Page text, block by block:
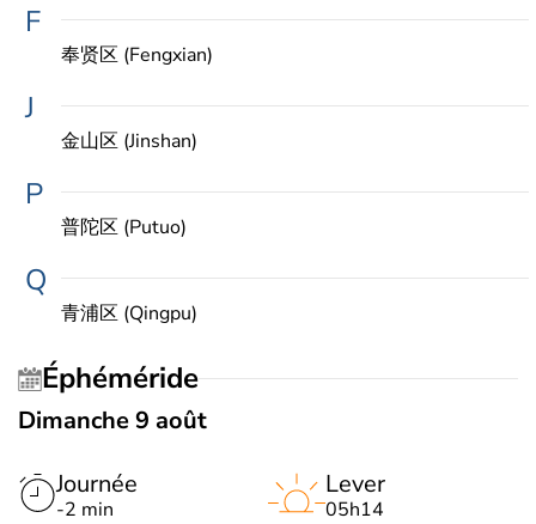
F
奉贤区 (Fengxian)
J
金山区 (Jinshan)
P
普陀区 (Putuo)
Q
青浦区 (Qingpu)
Éphéméride
Dimanche 9 août
Journée
-2 min
Lever
05h14